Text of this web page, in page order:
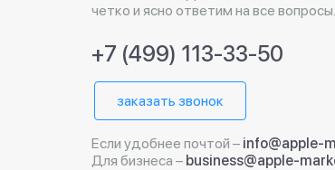
четко и ясно ответим на все вопросы.
+7 (499) 113-33-50
заказать звонок
Если удобнее почтой – info@apple-
Для бизнеса – business@apple-